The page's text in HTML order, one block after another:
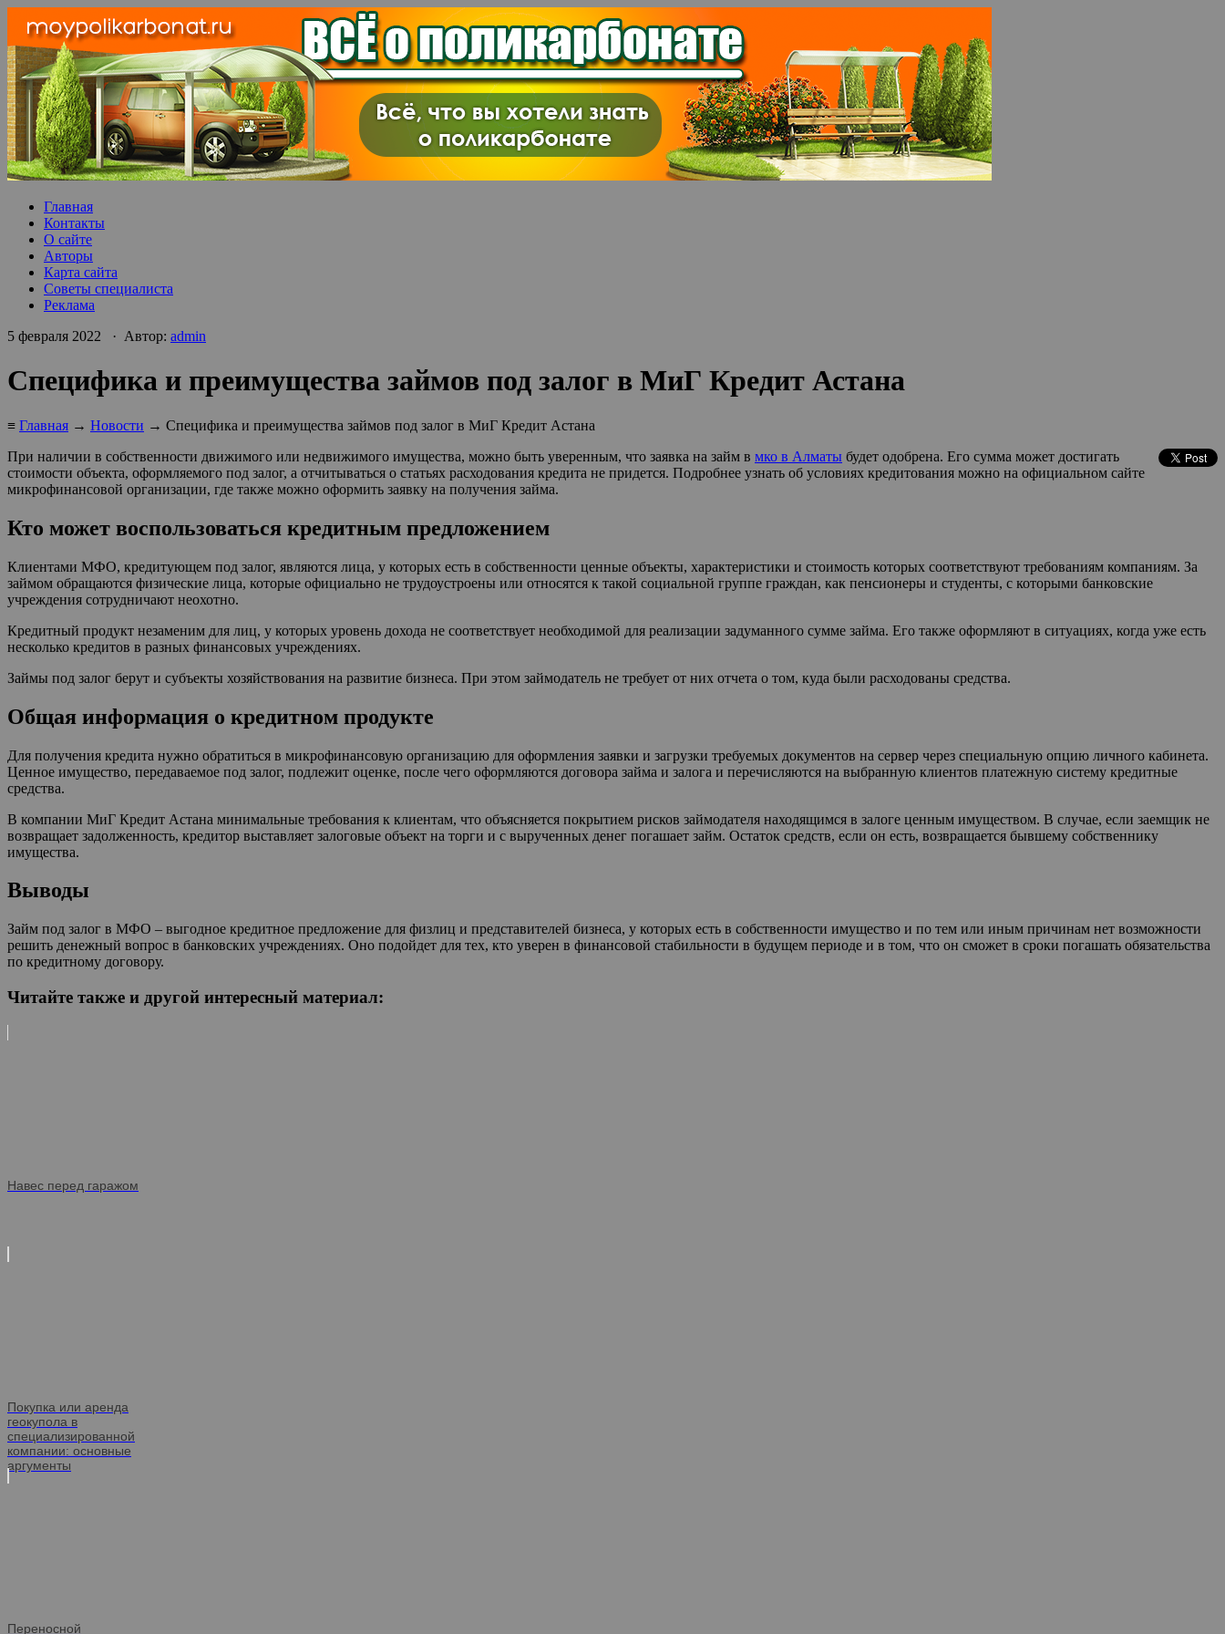
Главная
Контакты
О сайте
Авторы
Карта сайта
Советы специалиста
Реклама
5 февраля 2022 · Автор: admin
Специфика и преимущества займов под залог в МиГ Кредит Астана
≡ Главная → Новости → Специфика и преимущества займов под залог в МиГ Кредит Астана
При наличии в собственности движимого или недвижимого имущества, можно быть уверенным, что заявка на займ в мко в Алматы будет одобрена. Его сумма может достигать
стоимости объекта, оформляемого под залог, а отчитываться о статьях расходования кредита не придется. Подробнее узнать об условиях кредитования можно на официальном сайте
микрофинансовой организации, где также можно оформить заявку на получения займа.
Кто может воспользоваться кредитным предложением
Клиентами МФО, кредитующем под залог, являются лица, у которых есть в собственности ценные объекты, характеристики и стоимость которых соответствуют требованиям компаниям. За
займом обращаются физические лица, которые официально не трудоустроены или относятся к такой социальной группе граждан, как пенсионеры и студенты, с которыми банковские
учреждения сотрудничают неохотно.
Кредитный продукт незаменим для лиц, у которых уровень дохода не соответствует необходимой для реализации задуманного сумме займа. Его также оформляют в ситуациях, когда уже есть
несколько кредитов в разных финансовых учреждениях.
Займы под залог берут и субъекты хозяйствования на развитие бизнеса. При этом займодатель не требует от них отчета о том, куда были расходованы средства.
Общая информация о кредитном продукте
Для получения кредита нужно обратиться в микрофинансовую организацию для оформления заявки и загрузки требуемых документов на сервер через специальную опцию личного кабинета.
Ценное имущество, передаваемое под залог, подлежит оценке, после чего оформляются договора займа и залога и перечисляются на выбранную клиентов платежную систему кредитные
средства.
В компании МиГ Кредит Астана минимальные требования к клиентам, что объясняется покрытием рисков займодателя находящимся в залоге ценным имуществом. В случае, если заемщик не
возвращает задолженность, кредитор выставляет залоговые объект на торги и с вырученных денег погашает займ. Остаток средств, если он есть, возвращается бывшему собственнику
имущества.
Выводы
Займ под залог в МФО – выгодное кредитное предложение для физлиц и представителей бизнеса, у которых есть в собственности имущество и по тем или иным причинам нет возможности
решить денежный вопрос в банковских учреждениях. Оно подойдет для тех, кто уверен в финансовой стабильности в будущем периоде и в том, что он сможет в сроки погашать обязательства
по кредитному договору.
Читайте также и другой интересный материал:
Навес перед гаражом
Покупка или аренда
геокупола в
специализированной
компании: основные
аргументы
Переносной